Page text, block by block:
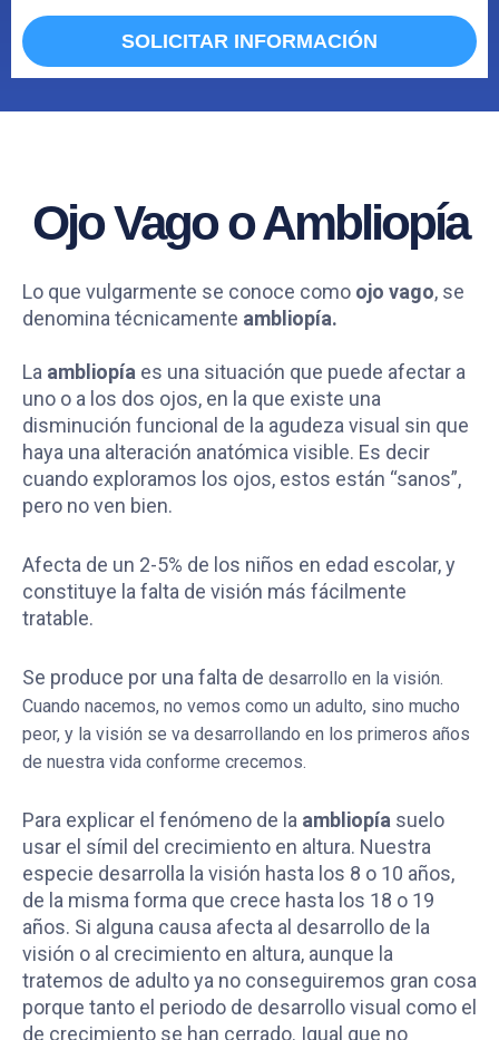
E
P
D
SOLICITAR INFORMACIÓN
Ojo Vago o Ambliopía
Lo que vulgarmente se conoce como ojo vago, se
denomina técnicamente ambliopía.
La ambliopía es una situación que puede afectar a
uno o a los dos ojos, en la que existe una
disminución funcional de la agudeza visual sin que
haya una alteración anatómica visible. Es decir
cuando exploramos los ojos, estos están “sanos”,
pero no ven bien.
Afecta de un 2-5% de los niños en edad escolar, y
constituye la falta de visión más fácilmente
tratable.
Se produce por una falta de desarrollo en la visión.
Cuando nacemos, no vemos como un adulto, sino mucho
peor, y la visión se va desarrollando en los primeros años
de nuestra vida conforme crecemos.
Para explicar el fenómeno de la ambliopía suelo
usar el símil del crecimiento en altura. Nuestra
especie desarrolla la visión hasta los 8 o 10 años,
de la misma forma que crece hasta los 18 o 19
años. Si alguna causa afecta al desarrollo de la
visión o al crecimiento en altura, aunque la
tratemos de adulto ya no conseguiremos gran cosa
porque tanto el periodo de desarrollo visual como el
de crecimiento se han cerrado. Igual que no